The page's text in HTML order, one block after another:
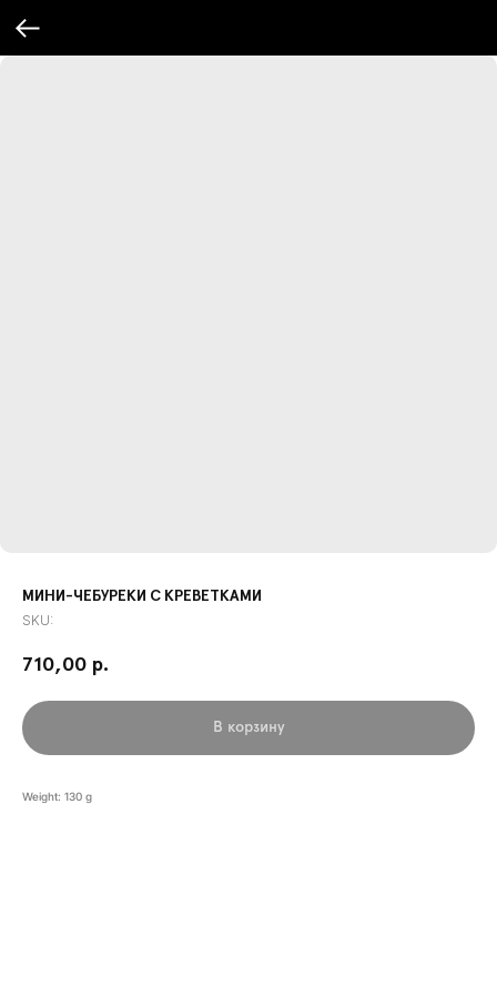
МИНИ-ЧЕБУРЕКИ С КРЕВЕТКАМИ
SKU:
710,00 р.
В корзину
Weight: 130 g